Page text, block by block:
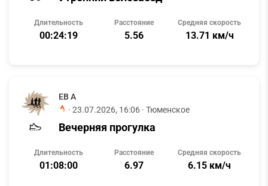
Длительность
00:24:19
Расстояние
5.56
Средняя скорость
13.71 км/ч
ЕВ А
· 23.07.2026, 16:06 · Тюменское
Вечерняя прогулка
Длительность
01:08:00
Расстояние
6.97
Средняя скорость
6.15 км/ч